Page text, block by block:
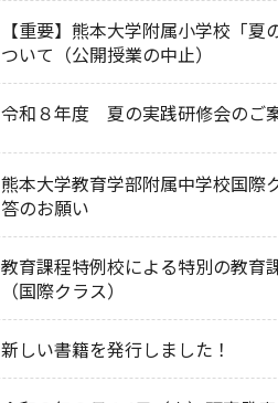
【重要】熊本大学附属小学校「
ついて（公開授業の中止）
令和８年度 夏の実践研修会のご
熊本大学教育学部附属中学校国際
答のお願い
教育課程特例校による特別の教育
（国際クラス）
新しい書籍を発行しました！